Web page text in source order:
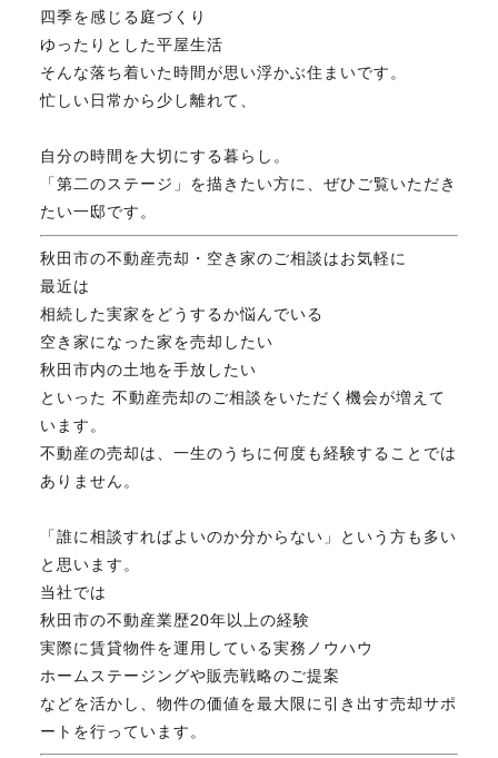
定休日：第2第4土曜日および日曜祝祭日
無料相談、お問い合わせはこちら
四季を感じる庭づくり
ゆったりとした平屋生活
そんな落ち着いた時間が思い浮かぶ住まいです。
忙しい日常から少し離れて、
自分の時間を大切にする暮らし。
「第二のステージ」を描きたい方に、ぜひご覧いただき
たい一邸です。
秋田市の不動産売却・空き家のご相談はお気軽に
最近は
相続した実家をどうするか悩んでいる
空き家になった家を売却したい
秋田市内の土地を手放したい
といった 不動産売却のご相談をいただく機会が増えて
います。
不動産の売却は、一生のうちに何度も経験することでは
ありません。
「誰に相談すればよいのか分からない」という方も多い
と思います。
当社では
秋田市の不動産業歴20年以上の経験
実際に賃貸物件を運用している実務ノウハウ
ホームステージングや販売戦略のご提案
などを活かし、物件の価値を最大限に引き出す売却サポ
ートを行っています。